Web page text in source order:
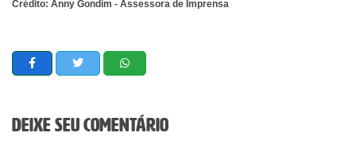
Crédito: Anny Gondim - Assessora de Imprensa
Deixe seu comentário